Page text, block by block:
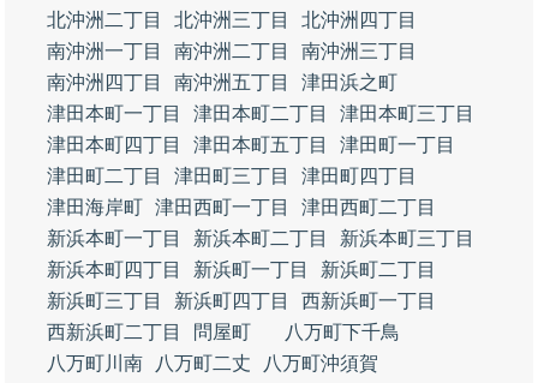
北沖洲二丁目
北沖洲三丁目
北沖洲四丁目
南沖洲一丁目
南沖洲二丁目
南沖洲三丁目
南沖洲四丁目
南沖洲五丁目
津田浜之町
津田本町一丁目
津田本町二丁目
津田本町三丁目
津田本町四丁目
津田本町五丁目
津田町一丁目
津田町二丁目
津田町三丁目
津田町四丁目
津田海岸町 津田西町一丁目
津田西町二丁目
新浜本町一丁目
新浜本町二丁目
新浜本町三丁目
新浜本町四丁目
新浜町一丁目
新浜町二丁目
新浜町三丁目
新浜町四丁目
西新浜町一丁目
西新浜町二丁目
問屋町
八万町下千鳥
八万町川南
八万町二丈
八万町沖須賀